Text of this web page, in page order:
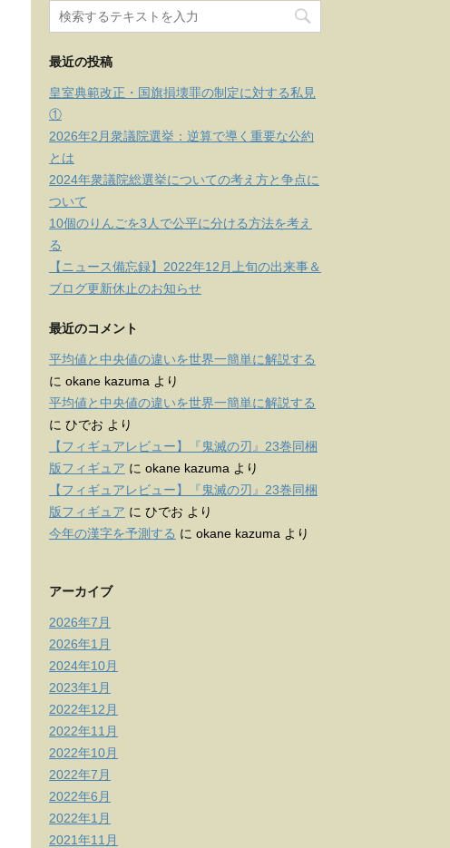
最近の投稿
皇室典範改正・国旗損壊罪の制定に対する私見
①
2026年2月衆議院選挙：逆算で導く重要な公約
とは
2024年衆議院総選挙についての考え方と争点に
ついて
10個のりんごを3人で公平に分ける方法を考え
る
【ニュース備忘録】2022年12月上旬の出来事＆
ブログ更新休止のお知らせ
最近のコメント
平均値と中央値の違いを世界一簡単に解説する
に okane kazuma より
平均値と中央値の違いを世界一簡単に解説する
に ひでお より
【フィギュアレビュー】『鬼滅の刃』23巻同梱
版フィギュア に okane kazuma より
【フィギュアレビュー】『鬼滅の刃』23巻同梱
版フィギュア に ひでお より
今年の漢字を予測する に okane kazuma より
アーカイブ
2026年7月
2026年1月
2024年10月
2023年1月
2022年12月
2022年11月
2022年10月
2022年7月
2022年6月
2022年1月
2021年11月